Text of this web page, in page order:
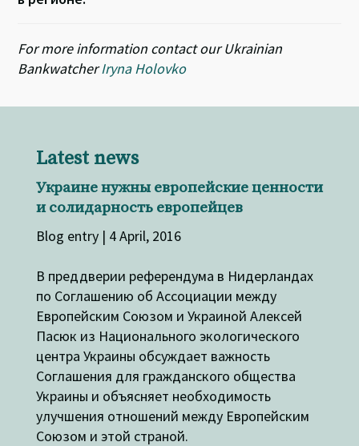
For more information contact our Ukrainian
BankwatcherIryna Holovko
Latest news
Украине нужны европейские ценности
и солидарность европейцев
Blog entry | 4 April, 2016
В преддверии референдума в Нидерландах
по Соглашению об Ассоциации между
Европейским Союзом и Украиной Алексей
Пасюк из Национального экологического
центра Украины обсуждает важность
Соглашения для гражданского общества
Украины и объясняет необходимость
улучшения отношений между Европейским
Союзом и этой страной.